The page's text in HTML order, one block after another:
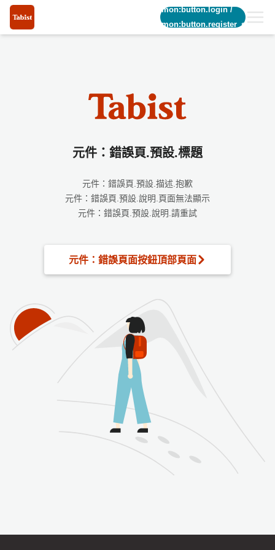
common:button.login/
common:button.register_short
元件：錯誤頁.預設.標題
元件：錯誤頁.預設.描述.抱歉
元件：錯誤頁.預設.說明.頁面無法顯示
元件：錯誤頁.預設.說明.請重試
元件：錯誤頁面按鈕頂部頁面